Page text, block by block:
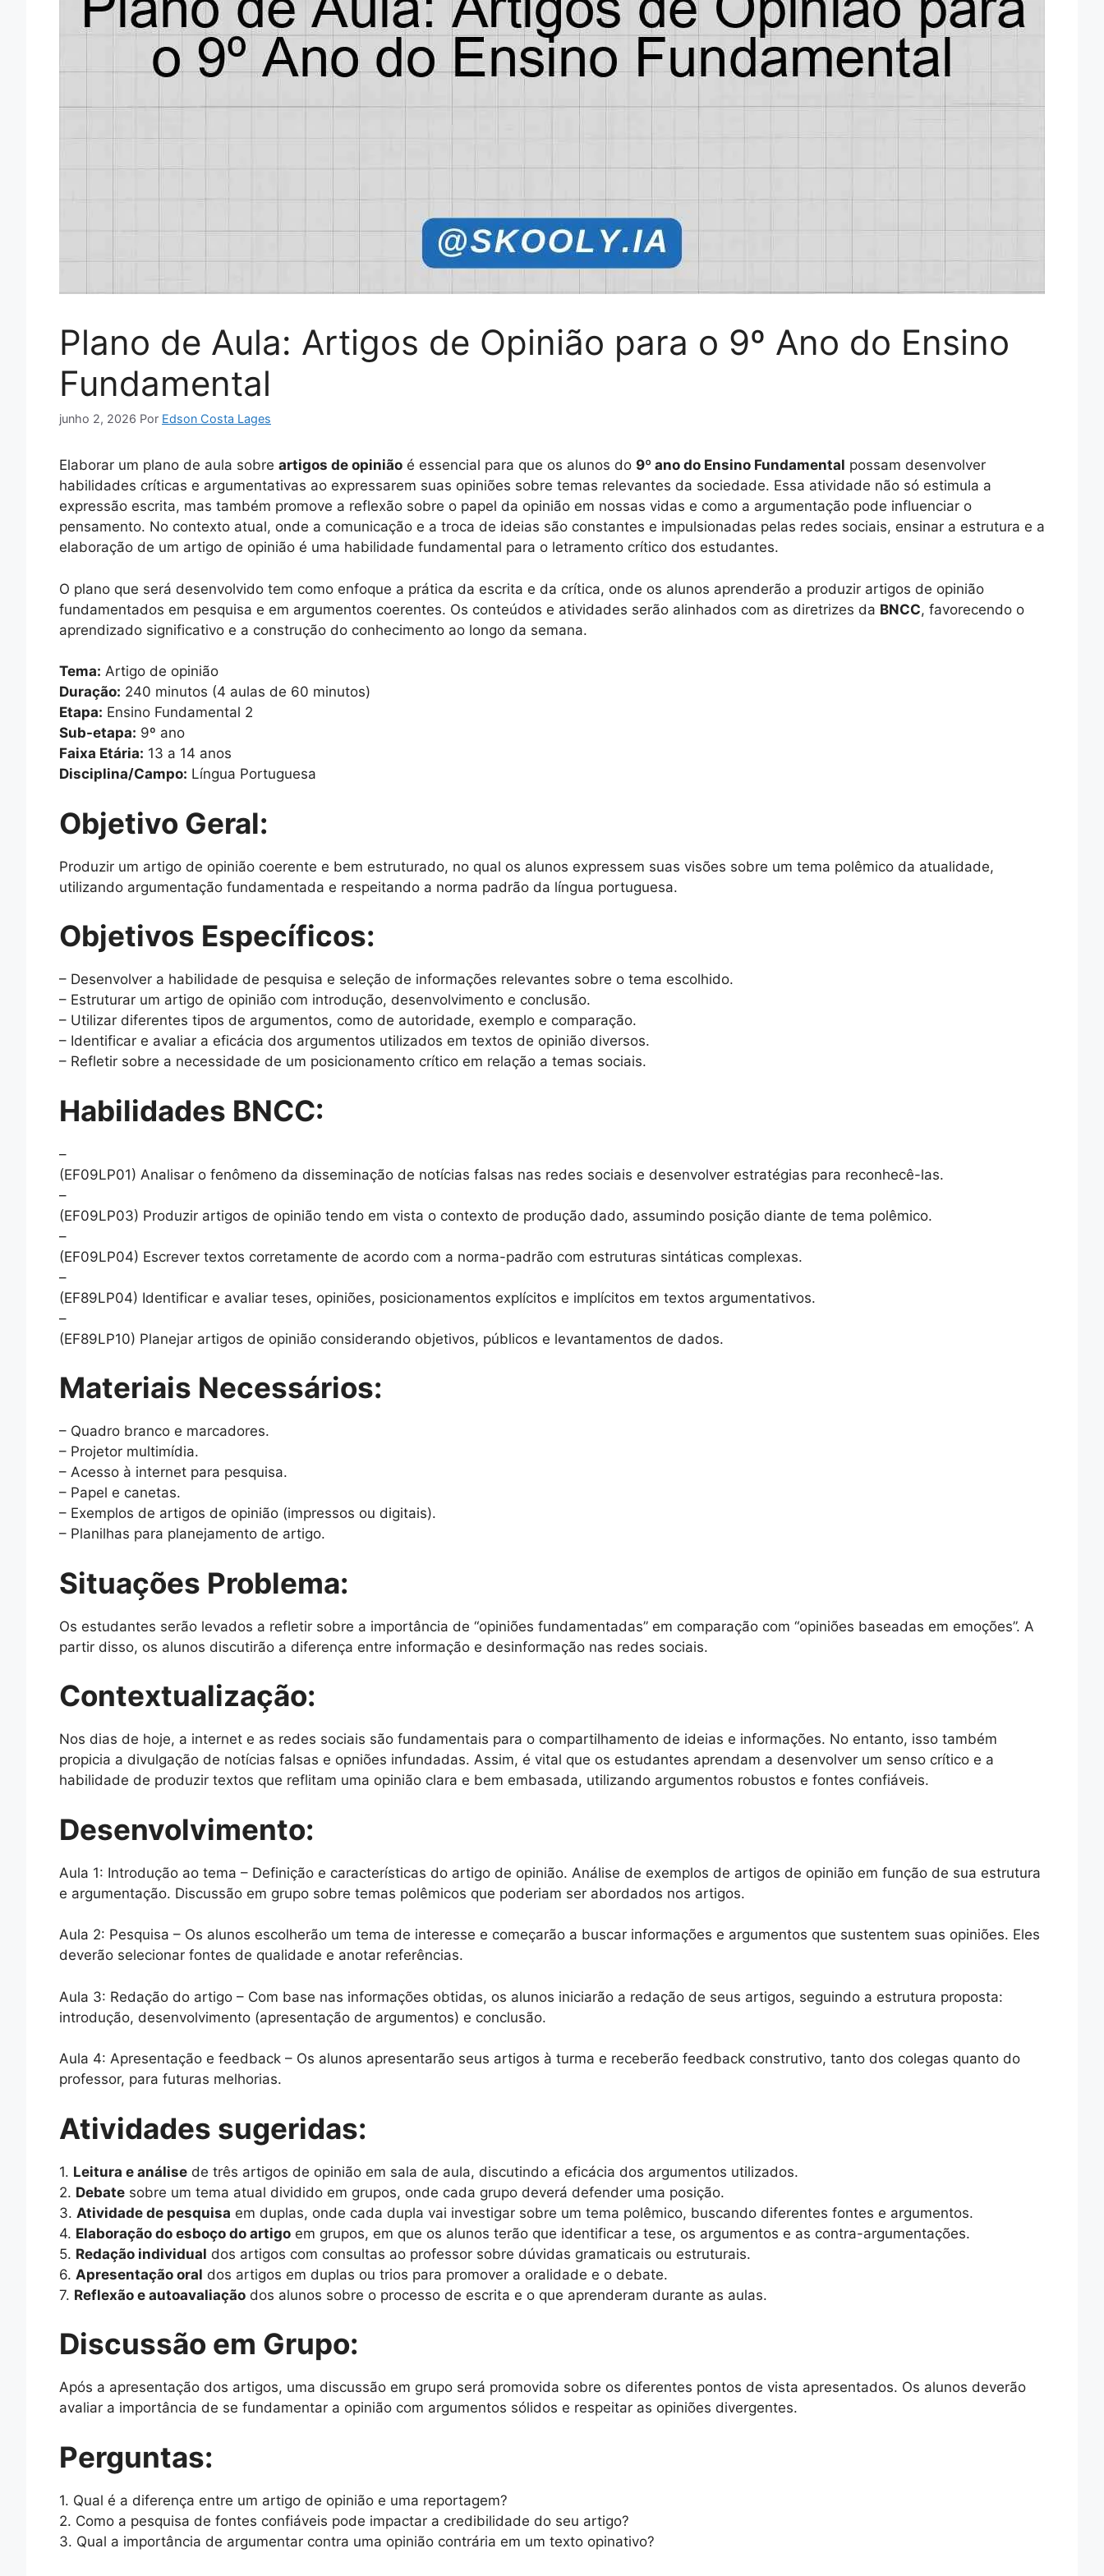
Plano de Aula: Artigos de Opinião para o 9º Ano do Ensino
Fundamental
junho 2, 2026 Por Edson Costa Lages
Elaborar um plano de aula sobre artigos de opinião é essencial para que os alunos do 9º ano do Ensino Fundamental possam desenvolver
habilidades críticas e argumentativas ao expressarem suas opiniões sobre temas relevantes da sociedade. Essa atividade não só estimula a
expressão escrita, mas também promove a reflexão sobre o papel da opinião em nossas vidas e como a argumentação pode influenciar o
pensamento. No contexto atual, onde a comunicação e a troca de ideias são constantes e impulsionadas pelas redes sociais, ensinar a estrutura e a
elaboração de um artigo de opinião é uma habilidade fundamental para o letramento crítico dos estudantes.
O plano que será desenvolvido tem como enfoque a prática da escrita e da crítica, onde os alunos aprenderão a produzir artigos de opinião
fundamentados em pesquisa e em argumentos coerentes. Os conteúdos e atividades serão alinhados com as diretrizes da BNCC, favorecendo o
aprendizado significativo e a construção do conhecimento ao longo da semana.
Tema: Artigo de opinião
Duração: 240 minutos (4 aulas de 60 minutos)
Etapa: Ensino Fundamental 2
Sub-etapa: 9º ano
Faixa Etária: 13 a 14 anos
Disciplina/Campo: Língua Portuguesa
Objetivo Geral:
Produzir um artigo de opinião coerente e bem estruturado, no qual os alunos expressem suas visões sobre um tema polêmico da atualidade,
utilizando argumentação fundamentada e respeitando a norma padrão da língua portuguesa.
Objetivos Específicos:
– Desenvolver a habilidade de pesquisa e seleção de informações relevantes sobre o tema escolhido.
– Estruturar um artigo de opinião com introdução, desenvolvimento e conclusão.
– Utilizar diferentes tipos de argumentos, como de autoridade, exemplo e comparação.
– Identificar e avaliar a eficácia dos argumentos utilizados em textos de opinião diversos.
– Refletir sobre a necessidade de um posicionamento crítico em relação a temas sociais.
Habilidades BNCC:
–
(EF09LP01) Analisar o fenômeno da disseminação de notícias falsas nas redes sociais e desenvolver estratégias para reconhecê-las.
–
(EF09LP03) Produzir artigos de opinião tendo em vista o contexto de produção dado, assumindo posição diante de tema polêmico.
–
(EF09LP04) Escrever textos corretamente de acordo com a norma-padrão com estruturas sintáticas complexas.
–
(EF89LP04) Identificar e avaliar teses, opiniões, posicionamentos explícitos e implícitos em textos argumentativos.
–
(EF89LP10) Planejar artigos de opinião considerando objetivos, públicos e levantamentos de dados.
Materiais Necessários:
– Quadro branco e marcadores.
– Projetor multimídia.
– Acesso à internet para pesquisa.
– Papel e canetas.
– Exemplos de artigos de opinião (impressos ou digitais).
– Planilhas para planejamento de artigo.
Situações Problema:
Os estudantes serão levados a refletir sobre a importância de “opiniões fundamentadas” em comparação com “opiniões baseadas em emoções”. A
partir disso, os alunos discutirão a diferença entre informação e desinformação nas redes sociais.
Contextualização:
Nos dias de hoje, a internet e as redes sociais são fundamentais para o compartilhamento de ideias e informações. No entanto, isso também
propicia a divulgação de notícias falsas e opniões infundadas. Assim, é vital que os estudantes aprendam a desenvolver um senso crítico e a
habilidade de produzir textos que reflitam uma opinião clara e bem embasada, utilizando argumentos robustos e fontes confiáveis.
Desenvolvimento:
Aula 1: Introdução ao tema – Definição e características do artigo de opinião. Análise de exemplos de artigos de opinião em função de sua estrutura
e argumentação. Discussão em grupo sobre temas polêmicos que poderiam ser abordados nos artigos.
Aula 2: Pesquisa – Os alunos escolherão um tema de interesse e começarão a buscar informações e argumentos que sustentem suas opiniões. Eles
deverão selecionar fontes de qualidade e anotar referências.
Aula 3: Redação do artigo – Com base nas informações obtidas, os alunos iniciarão a redação de seus artigos, seguindo a estrutura proposta:
introdução, desenvolvimento (apresentação de argumentos) e conclusão.
Aula 4: Apresentação e feedback – Os alunos apresentarão seus artigos à turma e receberão feedback construtivo, tanto dos colegas quanto do
professor, para futuras melhorias.
Atividades sugeridas:
1. Leitura e análise de três artigos de opinião em sala de aula, discutindo a eficácia dos argumentos utilizados.
2. Debate sobre um tema atual dividido em grupos, onde cada grupo deverá defender uma posição.
3. Atividade de pesquisa em duplas, onde cada dupla vai investigar sobre um tema polêmico, buscando diferentes fontes e argumentos.
4. Elaboração do esboço do artigo em grupos, em que os alunos terão que identificar a tese, os argumentos e as contra-argumentações.
5. Redação individual dos artigos com consultas ao professor sobre dúvidas gramaticais ou estruturais.
6. Apresentação oral dos artigos em duplas ou trios para promover a oralidade e o debate.
7. Reflexão e autoavaliação dos alunos sobre o processo de escrita e o que aprenderam durante as aulas.
Discussão em Grupo:
Após a apresentação dos artigos, uma discussão em grupo será promovida sobre os diferentes pontos de vista apresentados. Os alunos deverão
avaliar a importância de se fundamentar a opinião com argumentos sólidos e respeitar as opiniões divergentes.
Perguntas:
1. Qual é a diferença entre um artigo de opinião e uma reportagem?
2. Como a pesquisa de fontes confiáveis pode impactar a credibilidade do seu artigo?
3. Qual a importância de argumentar contra uma opinião contrária em um texto opinativo?